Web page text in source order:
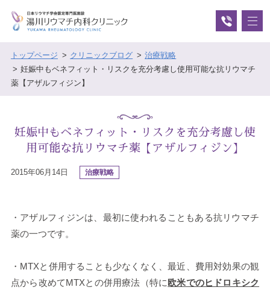
トップページ クリニックブログ
治療戦略
妊娠中もベネフィット・リスクを充分考慮し使用可能な抗リウマチ
薬【アザルフィジン】
妊娠中もベネフィット・リスクを充分考慮し使
用可能な抗リウマチ薬【アザルフィジン】
2015年06月14日 治療戦略
・アザルフィジンは、最初に使われることもある抗リウマチ
薬の一つです。
・MTXと併用することも少なくなく、最近、費用対効果の観
点から改めてMTXとの併用療法（特に欧米でのヒドロキシク